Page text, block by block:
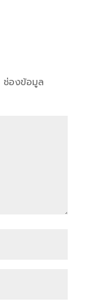
ช่องข้อมูล